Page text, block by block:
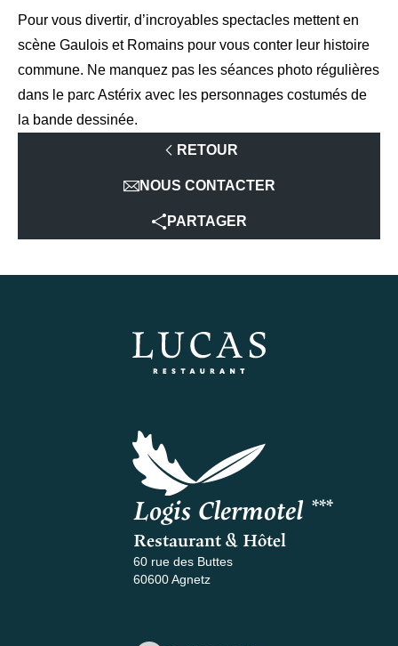
Pour vous divertir, d’incroyables spectacles mettent en
scène Gaulois et Romains pour vous conter leur histoire
commune. Ne manquez pas les séances photo régulières
dans le parc Astérix avec les personnages costumés de
la bande dessinée.
RETOUR
NOUS CONTACTER
PARTAGER
Logis Clermotel ***
Restaurant & Hôtel
60 rue des Buttes
60600 Agnetz